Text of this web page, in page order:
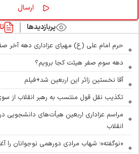
پربازدیدها
حرم امام علی (ع) مهیای عزاداری دهه آخر
دهه سوم صفر هیئت کجا برویم؟
آقا نخستین زائر این اربعین شد+فیلم
تکذیب نقل قول منتسب به رهبر انقلاب از
مراسم عزاداری اربعین هیأت‌های دانشجویی
انقلاب
«نوگفته»؛ شهاب مرادی دورهمی نوجوانان را آغاز